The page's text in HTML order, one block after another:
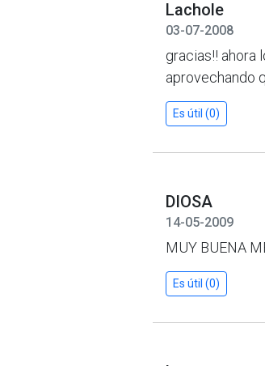
Lachole
03-07-2008
gracias!! ahora
aprovechando
Es útil (0)
DIOSA
14-05-2009
MUY BUENA
Es útil (0)